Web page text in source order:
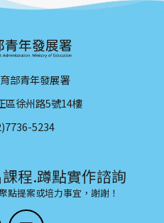
部青年發展署
區徐州路5號14樓
5234
程.蹲點實作諮詢
點提案或培力事宜，謝謝！